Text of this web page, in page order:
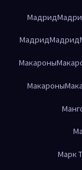
Мадрид
МадридМадрид
Макароны
Макароны
Марк